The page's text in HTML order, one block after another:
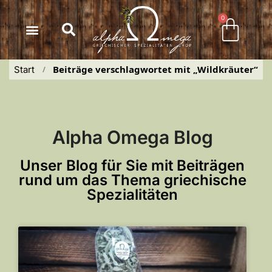
springen
0
Start / Beiträge verschlagwortet mit „Wildkräuter“
Alpha Omega Blog
Unser Blog für Sie mit Beiträgen
rund um das Thema griechische
Spezialitäten